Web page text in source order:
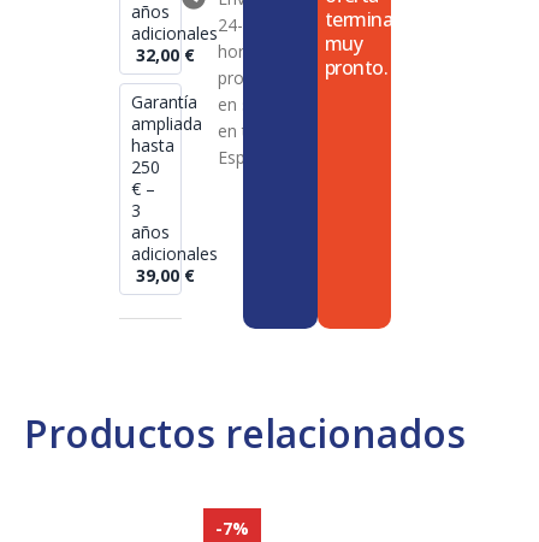
Productos relacionados
-7%
años
adicionales
32,00 €
Garantía
ampliada
hasta
250
€ –
3
años
adicionales
39,00 €
24-72
horas en
productos
en stock
en toda
España
termina
muy
pronto.